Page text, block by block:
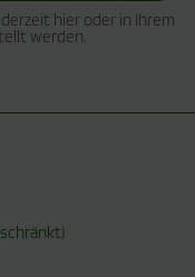
hier oder in Ihrem
werden.